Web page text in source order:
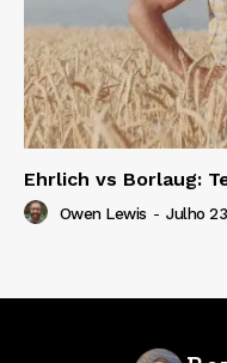
Ehrlich vs Borlaug:
Owen Lewis - Julho